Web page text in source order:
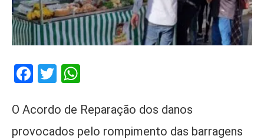
Facebook
Twitter
O Acordo de Reparação dos danos
provocados pelo rompimento das barragens